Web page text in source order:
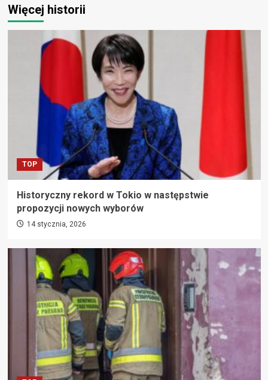
Więcej historii
TOP
Historyczny rekord w Tokio w następstwie
propozycji nowych wyborów
14 stycznia, 2026